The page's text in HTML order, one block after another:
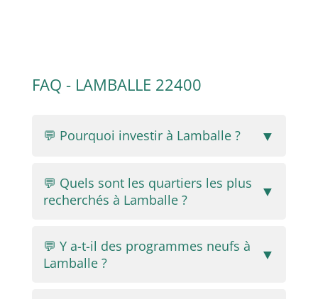
FAQ - LAMBALLE 22400
💬 Pourquoi investir à Lamballe ? ▼
💬 Quels sont les quartiers les plus
recherchés à Lamballe ?
▼
💬 Y a-t-il des programmes neufs à
Lamballe ?
▼